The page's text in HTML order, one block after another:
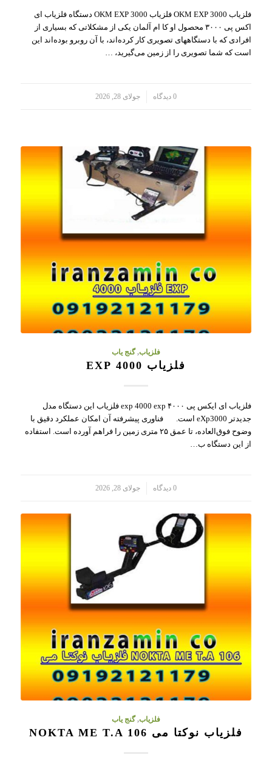
فلزیاب OKM EXP 3000 فلزیاب OKM EXP 3000 دستگاه فلزیاب ای
اکس پی ۳۰۰۰ محصول او کا ام آلمان یکی از مشکلاتی که بسیاری از
افرادی که با دستگاههای تصویری کار کرده‌اند، با آن روبرو بوده‌اند این
است که شما تصویری را از زمین می‌گیرید، …
0 دیدگاه جولای 28, 2026
فلزیاب,گنج یاب
فلزیاب 4000 EXP
فلزیاب ای ایکس پی ۴۰۰۰ exp 4000 exp فلزیاب این دستگاه مدل
جدیدتر eXp3000 است. فناوری پیشرفته آن امکان عملکرد دقیق با
وضوح فوق‌العاده، تا عمق ۲۵ متری زمین را فراهم آورده است. استفاده
از این دستگاه ب…
0 دیدگاه جولای 28, 2026
فلزیاب,گنج یاب
فلزیاب نوکتا می NOKTA ME T.A 106